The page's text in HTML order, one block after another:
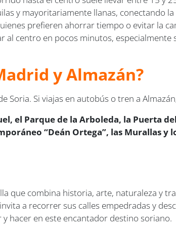
y mayoritariamente llanas, conectando
prefieren ahorrar tiempo o evitar la
centro en pocos minutos, especialmente
y Almazán?
Soria. Si viajas en autobús o tren a
el Parque de la Arboleda, la Puerta
“Deán Ortega”, las Murallas
que combina historia, arte, naturaleza y
a recorrer sus calles empedradas y
hacer en este encantador destino soriano.